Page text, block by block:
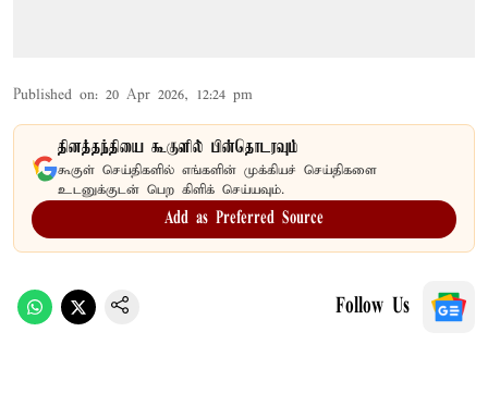
Published on: 20 Apr 2026, 12:24 pm
தினத்தந்தியை கூகுளில் பின்தொடரவும்
கூகுள் செய்திகளில் எங்களின் முக்கியச் செய்திகளை
உடனுக்குடன் பெற கிளிக் செய்யவும்.
Add as Preferred Source
Follow Us